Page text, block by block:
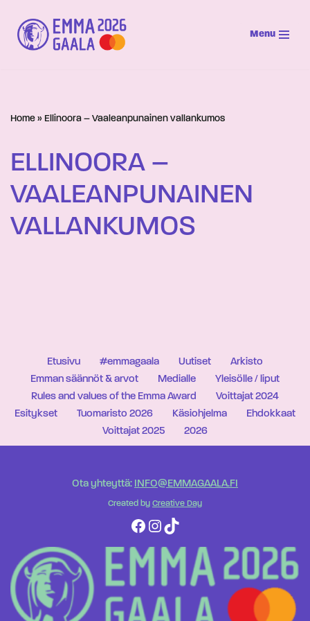
Siirry
suoraan
Menu
Home » Ellinoora – Vaaleanpunainen vallankumos
ELLINOORA –
VAALEANPUNAINEN
VALLANKUMOS
Etusivu #emmagaala Uutiset
Arkisto
Emman säännöt & arvot
Medialle
Yleisölle / liput
Rules and values of the Emma Award
Voittajat 2024
Esitykset
Tuomaristo 2026 Käsiohjelma
Ehdokkaat
Voittajat 2025
2026
Ota yhteyttä: INFO@EMMAGAALA.FI
Created by Creative Day